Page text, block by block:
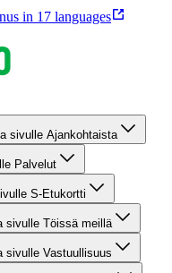
in 17 languages
sivulle Ajankohtaista
Palvelut
S-Etukortti
sivulle Töissä meillä
sivulle Vastuullisuus